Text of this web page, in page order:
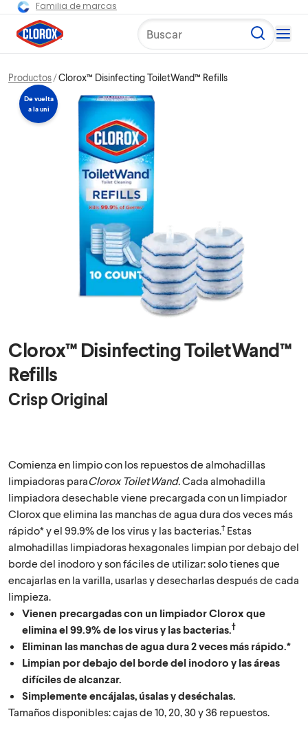
Familia de marcas
Buscar
Productos Clorox™ Disinfecting ToiletWand™ Refills
De vuelta
a la uni
Clorox™ Disinfecting ToiletWand™
Refills
Crisp Original
Comienza en limpio con los repuestos de almohadillas
limpiadoras paraClorox ToiletWand.Cada almohadilla
limpiadora desechable viene precargada con un limpiador
Clorox que elimina las manchas de agua dura dos veces más
rápido* y el 99.9% de los virus y las bacterias.†Estas
almohadillas limpiadoras hexagonales limpian por debajo del
borde del inodoro y son fáciles de utilizar: solo tienes que
encajarlas en la varilla, usarlas y desecharlas después de cada
limpieza.
Vienen precargadas con un limpiador Clorox que
elimina el 99.9% de los virus y las bacterias.†
Eliminan las manchas de agua dura 2 veces más rápido.*
Limpian por debajo del borde del inodoro y las áreas
difíciles de alcanzar.
Simplemente encájalas, úsalas y deséchalas.
Tamaños disponibles: cajas de 10, 20, 30 y 36 repuestos.